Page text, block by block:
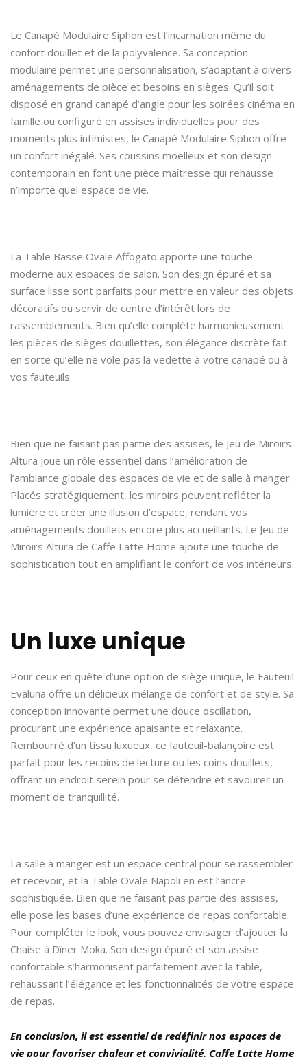
Le Canapé Modulaire Siphon est l’incarnation même du
confort douillet et de la polyvalence. Sa conception
modulaire permet une personnalisation, s’adaptant à divers
aménagements de pièce et besoins en sièges. Qu’il soit
disposé en grand canapé d’angle pour les soirées cinéma en
famille ou configuré en assises individuelles pour des
moments plus intimistes, le Canapé Modulaire Siphon offre
un confort inégalé. Ses coussins moelleux et son design
contemporain en font une pièce maîtresse qui rehausse
n’importe quel espace de vie.
La Table Basse Ovale Affogato apporte une touche
moderne aux espaces de salon. Son design épuré et sa
surface lisse sont parfaits pour mettre en valeur des objets
décoratifs ou servir de centre d’intérêt lors de
rassemblements. Bien qu’elle complète harmonieusement
les pièces de sièges douillettes, son élégance discrète fait
en sorte qu’elle ne vole pas la vedette à votre canapé ou à
vos fauteuils.
Bien que ne faisant pas partie des assises, le Jeu de Miroirs
Altura joue un rôle essentiel dans l’amélioration de
l’ambiance globale des espaces de vie et de salle à manger.
Placés stratégiquement, les miroirs peuvent refléter la
lumière et créer une illusion d’espace, rendant vos
aménagements douillets encore plus accueillants. Le Jeu de
Miroirs Altura de Caffe Latte Home ajoute une touche de
sophistication tout en amplifiant le confort de vos intérieurs.
Un luxe unique
Pour ceux en quête d’une option de siège unique, le Fauteuil
Evaluna offre un délicieux mélange de confort et de style. Sa
conception innovante permet une douce oscillation,
procurant une expérience apaisante et relaxante.
Rembourré d’un tissu luxueux, ce fauteuil-balançoire est
parfait pour les recoins de lecture ou les coins douillets,
offrant un endroit serein pour se détendre et savourer un
moment de tranquillité.
La salle à manger est un espace central pour se rassembler
et recevoir, et la Table Ovale Napoli en est l’ancre
sophistiquée. Bien que ne faisant pas partie des assises,
elle pose les bases d’une expérience de repas confortable.
Pour compléter le look, vous pouvez envisager d’ajouter la
Chaise à Dîner Moka. Son design épuré et son assise
confortable s’harmonisent parfaitement avec la table,
rehaussant l’élégance et les fonctionnalités de votre espace
de repas.
En conclusion, il est essentiel de redéfinir nos espaces de
vie pour favoriser chaleur et convivialité. Caffe Latte Home